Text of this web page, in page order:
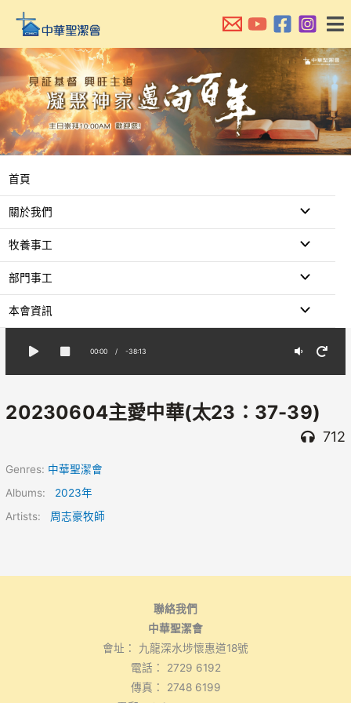
主
內
容
首頁
關於我們
牧養事工
部門事工
本會資訊
00:00 / -38:13
20230604主愛中華(太23：37-39)
712
Genres: 中華聖潔會
Albums: 2023年
Artists: 周志豪牧師
聯絡我們
中華聖潔會
會址： 九龍深水埗懷惠道18號
電話： 2729 6192
傳真： 2748 6199